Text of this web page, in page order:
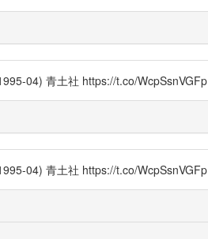
04) 青土社 https://t.co/WcpSsnVGFp
04) 青土社 https://t.co/WcpSsnVGFp